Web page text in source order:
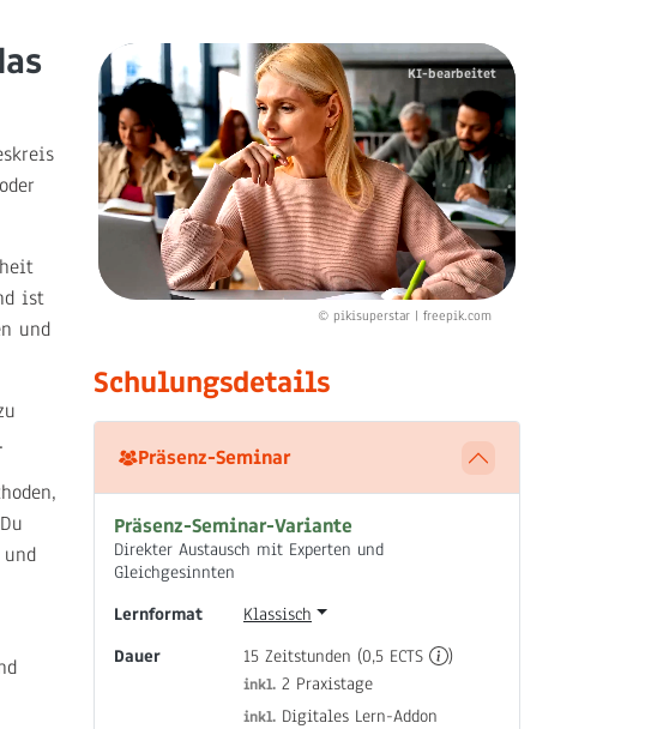
KI-bearbeitet
© pikisuperstar | freepik.com
Schulungsdetails
Präsenz-Seminar
Präsenz-Seminar-Variante
Direkter Austausch mit Experten und
Gleichgesinnten
Lernformat
Klassisch
Dauer
15 Zeitstunden (0,5 ECTS )
inkl. 2 Praxistage
inkl. Digitales Lern-Addon
ist
und